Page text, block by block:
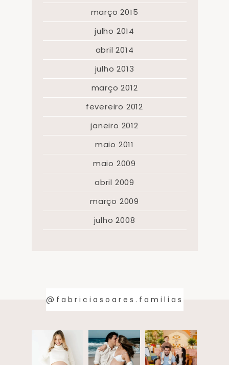
março 2015
julho 2014
abril 2014
julho 2013
março 2012
fevereiro 2012
janeiro 2012
maio 2011
maio 2009
abril 2009
março 2009
julho 2008
@fabriciasoares.familias